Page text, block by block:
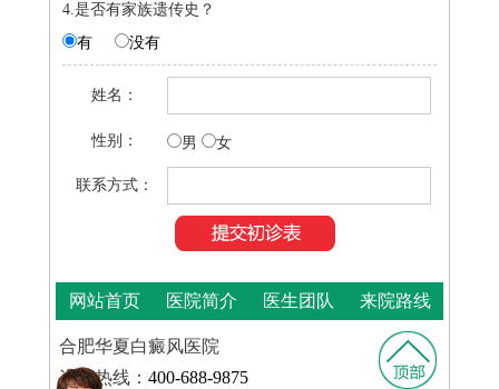
4.是否有家族遗传史？
有
没有
姓名：
性别： 男 女
联系方式：
网站首页 医院简介 医生团队 来院路线
合肥华夏白癜风医院
咨询热线： 400-688-9875